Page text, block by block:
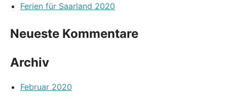
Ferien für Saarland 2020
Neueste Kommentare
Archiv
Februar 2020